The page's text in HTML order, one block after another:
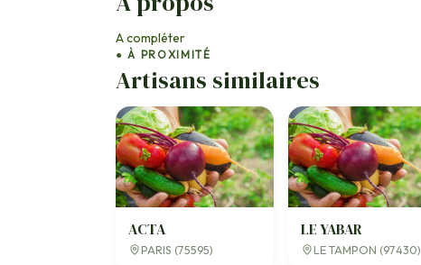
A compléter
● À PROXIMITÉ
Artisans similaires
ACTA
PARIS (75595)
LE YABAR
LE TAMPON (97430)